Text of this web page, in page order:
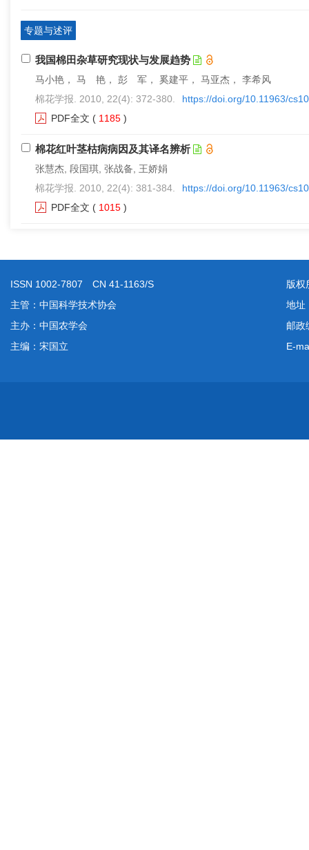
专题与述评
我国棉田杂草研究现状与发展趋势
马小艳， 马 艳， 彭 军， 奚建平， 马亚杰， 李希风
棉花学报. 2010, 22(4): 372-380.
https://doi.org/10.11963/
PDF全文 ( 1185 )
棉花红叶茎枯病病因及其译名辨析
张慧杰, 段国琪, 张战备, 王娇娟
棉花学报. 2010, 22(4): 381-384.
https://doi.org/10.11963/
PDF全文 ( 1015 )
ISSN 1002-7807 CN 41-1163/S
主管：中国科学技术协会
主办：中国农学会
主编：宋国立
版权
地址
邮
E-